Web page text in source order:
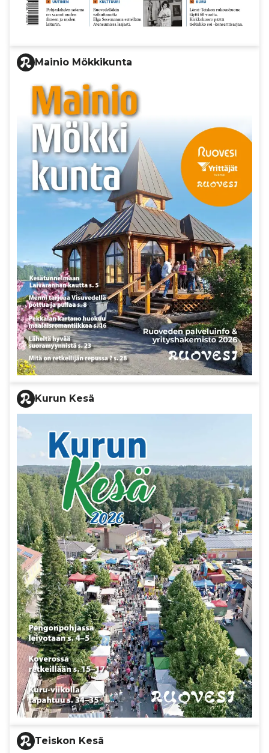
Mainio Mökkikunta
Kurun Kesä
Teiskon Kesä